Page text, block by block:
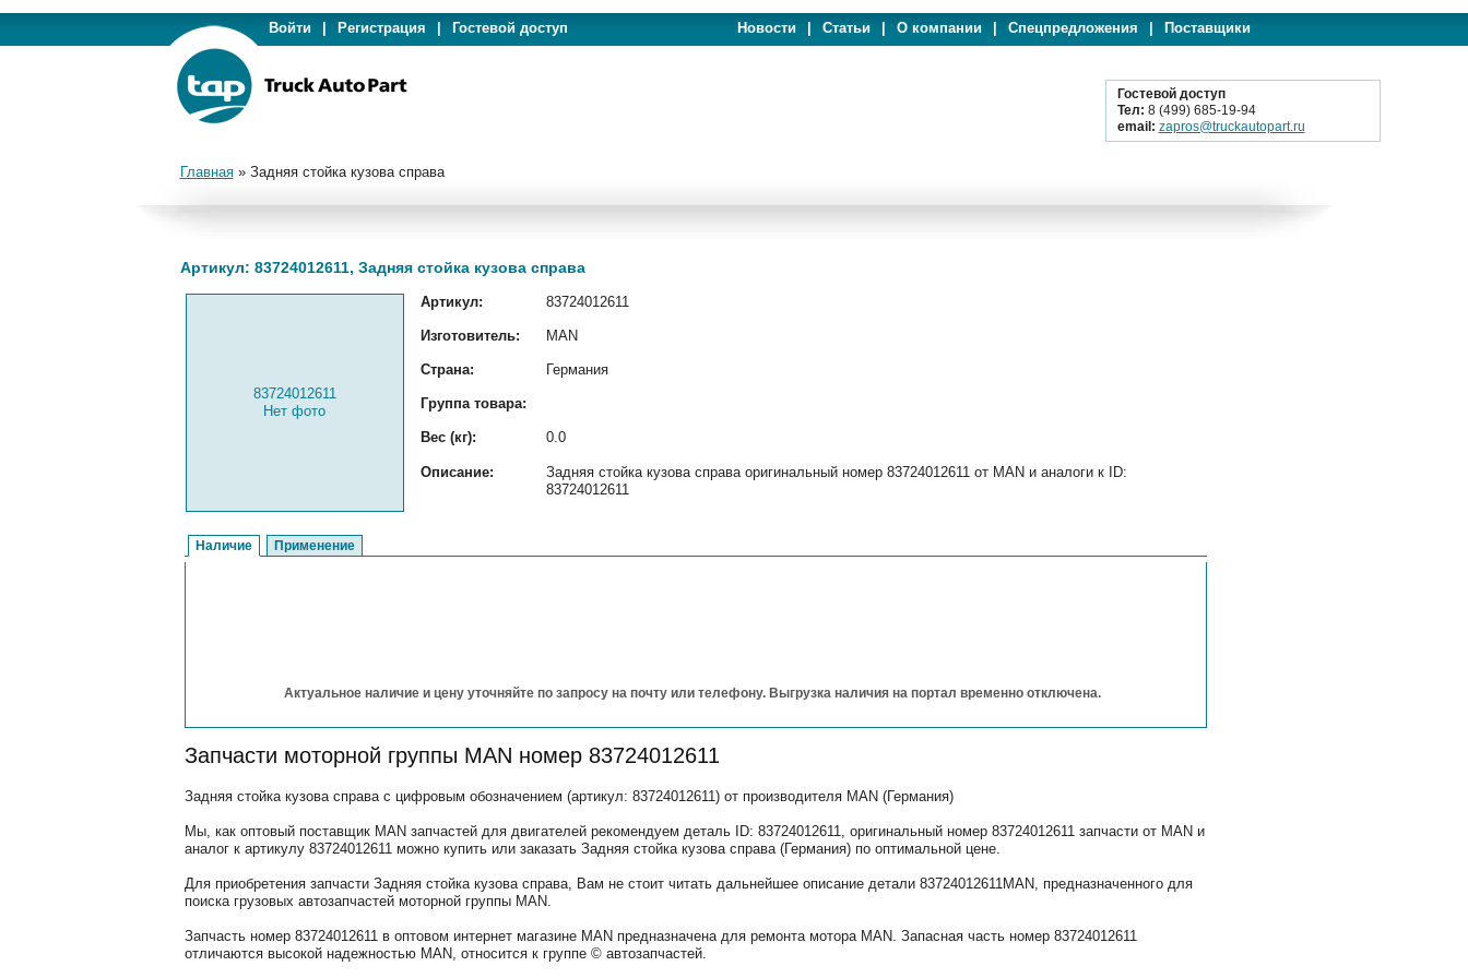
Войти Регистрация Гостевой доступ Новости Статьи О компании Спецпредложения Поставщики
Гостевой доступ
Тел: 8 (499) 685-19-94
email: zapros@truckautopart.ru
Главная» Задняя стойка кузова справа
Артикул: 83724012611, Задняя стойка кузова справа
83724012611
Нет фото
Артикул: 83724012611
Изготовитель: MAN
Страна: Германия
Группа товара:
Вес (кг): 0.0
Описание:
Задняя стойка кузова справа оригинальный номер 83724012611 от MAN и аналоги к ID:
83724012611
Наличие Применение
Актуальное наличие и цену уточняйте по запросу на почту или телефону. Выгрузка наличия на портал временно отключена.
Запчасти моторной группы MAN номер 83724012611
Задняя стойка кузова справа с цифровым обозначением (артикул: 83724012611) от производителя MAN (Германия)
Мы, как оптовый поставщик MAN запчастей для двигателей рекомендуем деталь ID: 83724012611, оригинальный номер 83724012611 запчасти от MAN и
аналог к артикулу 83724012611 можно купить или заказать Задняя стойка кузова справа (Германия) по оптимальной цене.
Для приобретения запчасти Задняя стойка кузова справа, Вам не стоит читать дальнейшее описание детали 83724012611MAN, предназначенного для
поиска грузовых автозапчастей моторной группы MAN.
Запчасть номер 83724012611 в оптовом интернет магазине MAN предназначена для ремонта мотора MAN. Запасная часть номер 83724012611
отличаются высокой надежностью MAN, относится к группе © автозапчастей.